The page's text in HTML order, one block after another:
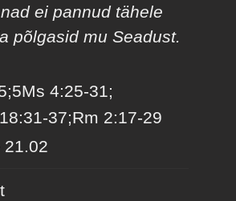
ei pannud tähele
põlgasid mu Seadust.
4:25-31;
37;Rm 2:17-29
21.02